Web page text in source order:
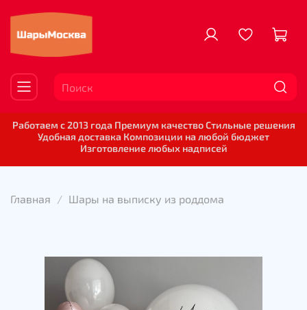
Работаем с 2013 года Премиум качество Стильные решения
Удобная доставка Композиции на любой бюджет
Изготовление любых надписей
Главная Шары на выписку из роддома